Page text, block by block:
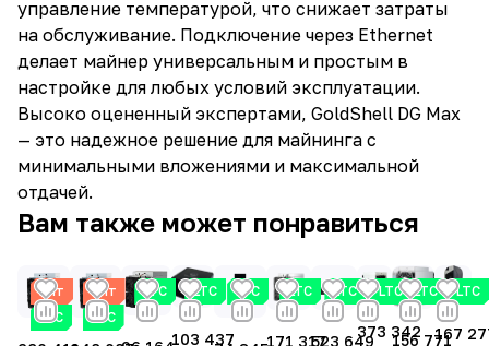
управление температурой, что снижает затраты
на обслуживание. Подключение через Ethernet
делает майнер универсальным и простым в
настройке для любых условий эксплуатации.
Высоко оцененный экспертами, GoldShell DG Max
— это надежное решение для майнинга с
минимальными вложениями и максимальной
отдачей.
Вам также может понравиться
Хит
LTC
Хит
LTC
LTC LTC
103 437
LTC LTC
171 317
LTC
523 649
LTC
373 342
LTC
156 771
LTC
167